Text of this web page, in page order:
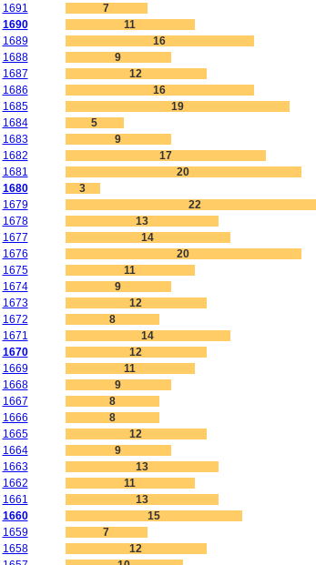
1691
7
1690
11
1689
16
1688
9
1687
12
1686
16
1685
19
1684
5
1683
9
1682
17
1681
20
1680
3
1679
22
1678
13
1677
14
1676
20
1675
11
1674
9
1673
12
1672
8
1671
14
1670
12
1669
11
1668
9
1667
8
1666
8
1665
12
1664
9
1663
13
1662
11
1661
13
1660
15
1659
7
1658
12